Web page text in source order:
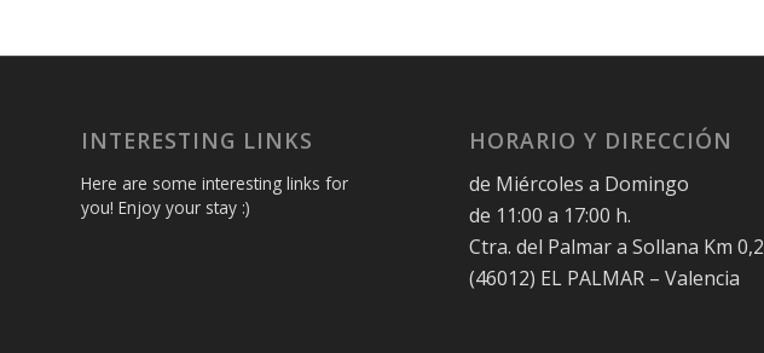
INTERESTING LINKS
Here are some interesting links for
you! Enjoy your stay :)
HORARIO Y DIRECCIÓN
de Miércoles a Domingo
de 11:00 a 17:00 h.
Ctra. del Palmar a Sollana Km 0,2
(46012) EL PALMAR – Valencia